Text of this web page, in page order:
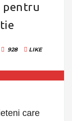
pentru
928 LIKE
care